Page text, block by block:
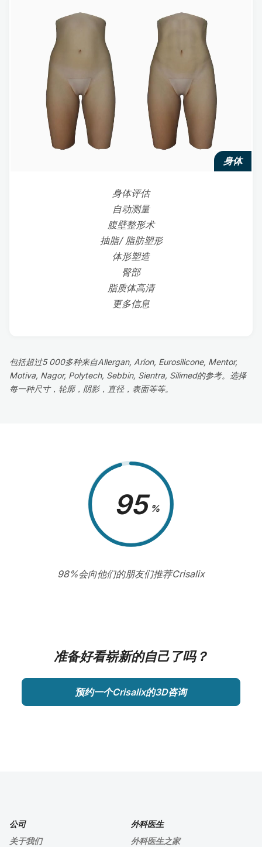
身体
身体评估
自动测量
腹壁整形术
抽脂/ 脂肪塑形
体形塑造
臀部
脂质体高清
更多信息
包括超过5 000多种来自Allergan, Arion, Eurosilicone, Mentor,
Motiva, Nagor, Polytech, Sebbin, Sientra, Silimed的参考。选择
每一种尺寸，轮廓，阴影，直径，表面等等。
98 %
98%会向他们的朋友们推荐Crisalix
准备好看崭新的自己了吗？
预约一个Crisalix的3D咨询
公司
关于我们
外科医生
外科医生之家